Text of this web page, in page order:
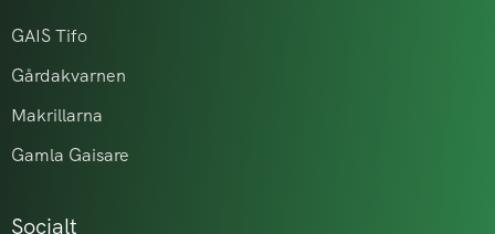
GAIS Tifo
Gårdakvarnen
Makrillarna
Gamla Gaisare
Socialt